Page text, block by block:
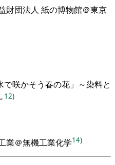
財団法人 紙の博物館＠東京
で咲かそう春の花」～染料と
12)
業＠無機工業化学14)